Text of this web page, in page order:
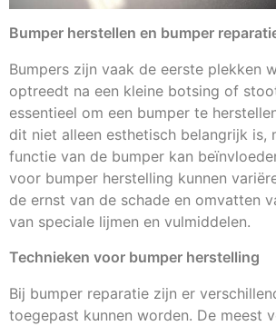
Bumper herstellen en bumper
Bumpers zijn vaak de eerste plekken
optreedt na een kleine botsing of
essentieel om een bumper te
dit niet alleen esthetisch belangrijk is,
functie van de bumper kan
voor bumper herstelling kunnen
de ernst van de schade en omvatten
van speciale lijmen en vulmiddelen.
Technieken voor bumper herstelling
Bij bumper reparatie zijn er
toegepast kunnen worden. De meest